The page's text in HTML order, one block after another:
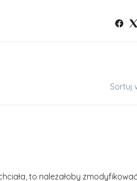
Sortuj
to należałoby zmodyfikować